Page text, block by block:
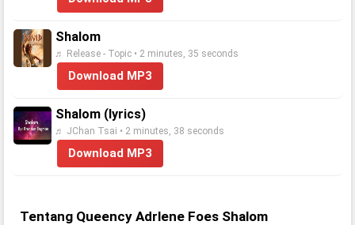
Shalom
♬ Release - Topic • 2 minutes, 35 seconds
Download MP3
Shalom (lyrics)
♬ JChan Tsai • 2 minutes, 38 seconds
Download MP3
Tentang Queency Adrlene Foes Shalom